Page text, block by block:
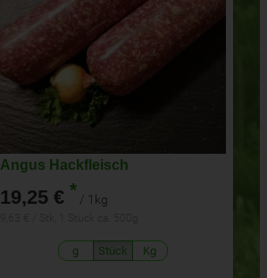
Angus Hackfleisch
19,25 € * / 1kg
g Stück Kg